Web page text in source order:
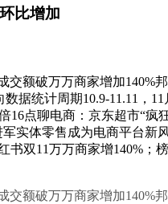
比增加
额破万万商家增加140%
据统计周期10.9-11.11，
16点聊电商：京东超市“疯
实体零售成为电商平台新
双11万万商家增140%；
额破万万商家增加140%